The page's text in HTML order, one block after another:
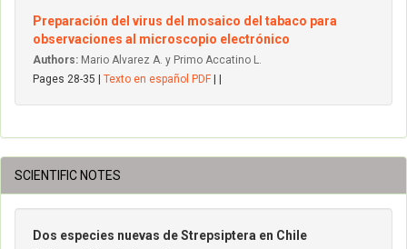
Preparación del virus del mosaico del tabaco para
observaciones al microscopio electrónico
Authors: Mario Alvarez A. y Primo Accatino L.
Pages 28-35 | Texto en español PDF
SCIENTIFIC NOTES
Dos especies nuevas de Strepsiptera en Chile